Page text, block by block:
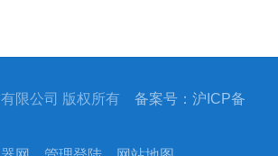
，-20℃，
有限公司 版权所有备案号：沪ICP备